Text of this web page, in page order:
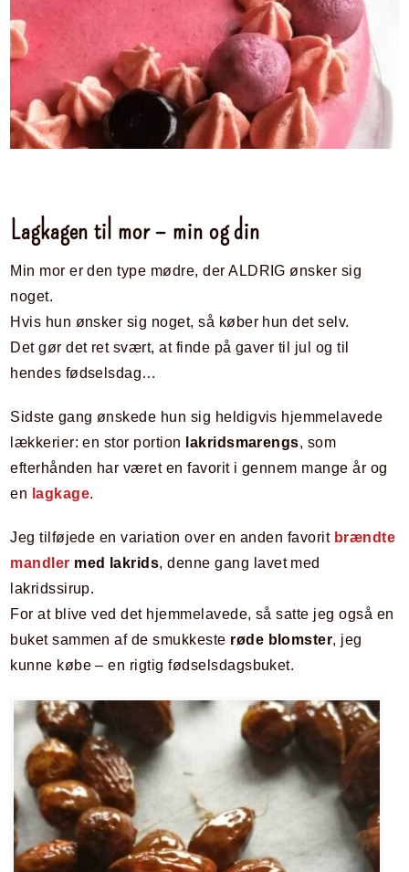
Lagkagen til mor – min og din
Min mor er den type mødre, der ALDRIG ønsker sig
noget.
Hvis hun ønsker sig noget, så køber hun det selv.
Det gør det ret svært, at finde på gaver til jul og til
hendes fødselsdag…
Sidste gang ønskede hun sig heldigvis hjemmelavede
lækkerier: en stor portion
lakridsmarengs, som
efterhånden har været en favorit i gennem mange år og
en lagkage.
Jeg tilføjede en variation over en anden favorit brændte
mandler med lakrids, denne gang lavet med
lakridssirup.
For at blive ved det hjemmelavede, så satte jeg også en
buket sammen af de smukkeste røde blomster, jeg
kunne købe – en rigtig fødselsdagsbuket.